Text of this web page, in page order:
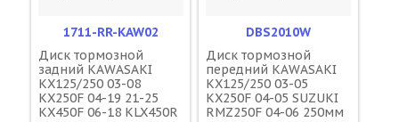
1711-RR-KAW02
Диск тормозной
задний KAWASAKI
KX125/250 03-08
KX250F 04-19 21-25
KX450F 06-18 KLX450R
DBS2010W
Диск тормозной
передний KAWASAKI
KX125/250 03-05
KX250F 04-05 SUZUKI
RMZ250F 04-06 250мм